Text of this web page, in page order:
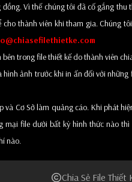
Vì thế chúng tôi đã cố gắng thu
thành viên khi tham gia. Chúng
trong file thiết kế do thành viên
ảnh trước khi in ấn đối với những
Cơ Sở làm quảng cáo. Khi phát
mại file dưới bất kỳ hình thức nào thì
nào.
Chia Sẻ File Thiết